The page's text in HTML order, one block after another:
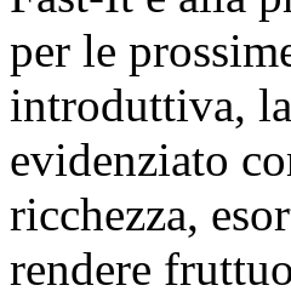
per le
introduttiva,
evidenziato
ricchezza,
rendere